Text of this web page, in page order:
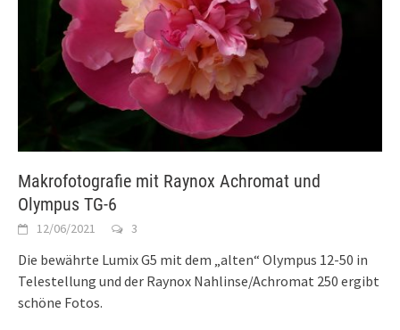
Makrofotografie mit Raynox Achromat und
Olympus TG-6
12/06/2021 3
Die bewährte Lumix G5 mit dem „alten“ Olympus 12-50 in
Telestellung und der Raynox Nahlinse/Achromat 250 ergibt
schöne Fotos.